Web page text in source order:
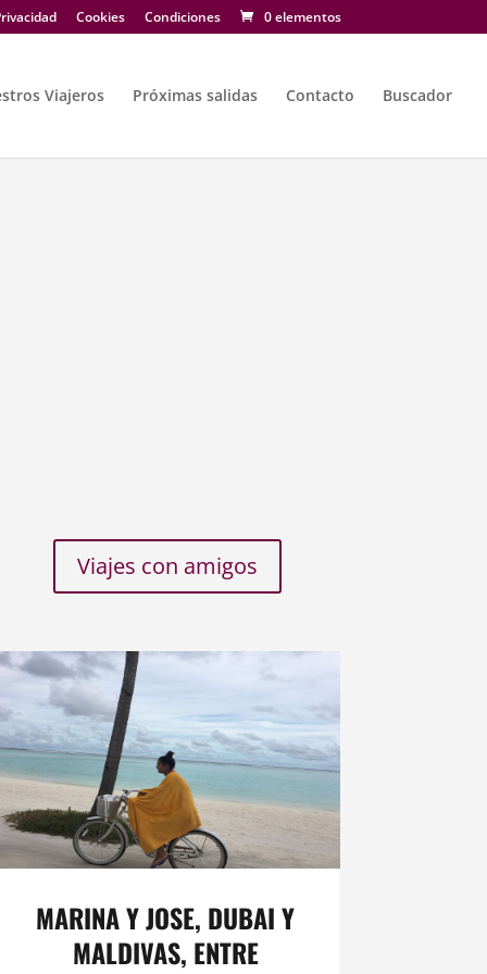
Cookies Condiciones 0 elementos
Viajeros Próximas salidas Contacto Buscador
Viajes con amigos
MARINA Y JOSE, DUBAI Y
MALDIVAS, ENTRE